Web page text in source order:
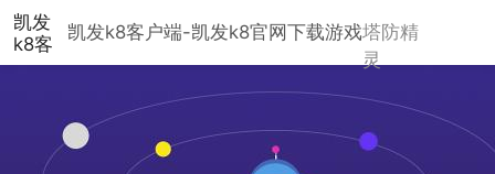
凯发
k8客
户
网下
凯发k8客户端-凯发k8官网下载游戏塔防精
灵